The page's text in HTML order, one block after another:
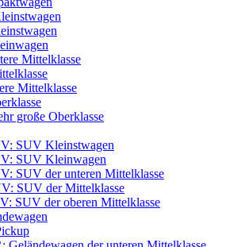
Mittelklasse
Mittelklasse
große Oberklasse
SUV Kleinstwagen
SUV Kleinwagen
SUV der unteren Mittelklasse
SUV der Mittelklasse
SUV der oberen Mittelklasse